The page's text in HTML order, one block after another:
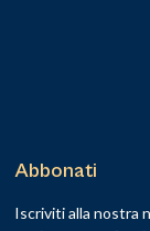
Abbonati
Iscriviti alla nostra